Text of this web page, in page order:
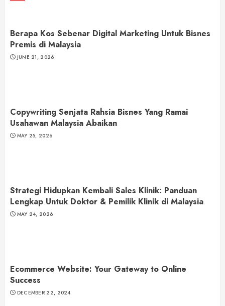
Berapa Kos Sebenar Digital Marketing Untuk Bisnes
Premis di Malaysia
JUNE 21, 2026
Copywriting Senjata Rahsia Bisnes Yang Ramai
Usahawan Malaysia Abaikan
MAY 25, 2026
Strategi Hidupkan Kembali Sales Klinik: Panduan
Lengkap Untuk Doktor & Pemilik Klinik di Malaysia
MAY 24, 2026
Ecommerce Website: Your Gateway to Online
Success
DECEMBER 22, 2024